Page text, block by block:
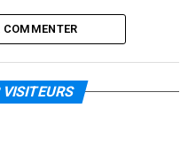
COMMENTER